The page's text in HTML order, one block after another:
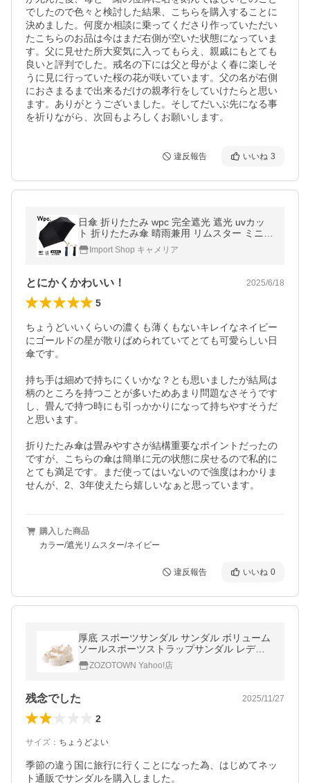
でしたので色々と検討した結果、こちらを購入することに
決めました。何度か相談に乗ってくださり作っていただい
たこちらのお品は今はまだ右側が空いた状態になっていま
す。父に見せた所大変気に入ってもらえ、親戚にもとても
良いと評判でした。戒名の下には父と母がよく春に楽しそ
うに見に行っていた桜の花が咲いています。父の名が右側
におさまるまで出来るだけの親孝行をしていけたらと思い
ます。ありがとうございました。そしてだいぶ先になる事
を祈りながら、次回もよろしくお願いします。
違反報告 いいね 3
日傘 折りたたみ wpc 完全遮光 遮光 uvカッ
ト 折りたたみ傘 晴雨兼用 リムスター ミニ
冷感 軽量 折り畳み 雨傘 Kiu uvo フェイスカ
バー アームカバー と一緒に
Import Shop キャメリア
とにかくかわいい！ 2025/6/18
5
ちょうどいいくらいの濃くも薄くもないキレイなネイビー
にゴールドの星が散りばめられていてとても可愛らしい日
傘です。
持ち手は細めで持ちにくいかな？とも思いましたが結局は
柄のところを持つことが多いためあまり問題なさそうです
し、畳んで持つ時にも引っかかりになって持ちやすそうだ
と思います。
折りたたみ傘は畳みやすさが結構重要なポイントだったの
ですが、こちらの傘は簡単に元の状態に戻せるので私的に
とても満足です。まだ使ってはいないので強度はわかりま
せんが、2、3年使えたら嬉しいなぁと思っています。
購入した商品
カラー/遮光リムスター/ネイビー
違反報告 いいね 0
厚底 スポーツサンダル サンダル ボリューム
ソールスポーツストラップサンダル レディ
ースZOZOTOWN Yahoo!店
残念でした 2025/11/27
2
サイズ ： ちょうどよい
季節の違う国に旅行に行くことになった為、はじめてネッ
ト通販でサンダルを購入しました。